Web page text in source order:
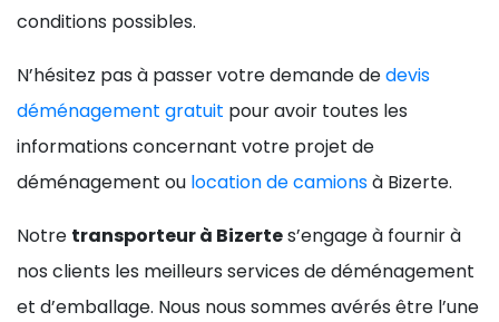
conditions possibles.
N’hésitez pas à passer votre demande dedevis
déménagement gratuit pour avoir toutes les
informations concernant votre projet de
déménagement ou location de camionsà Bizerte.
Notre transporteur à Bizertes’engage à fournir à
nos clients les meilleurs services de déménagement
et d’emballage. Nous nous sommes avérés être l’une